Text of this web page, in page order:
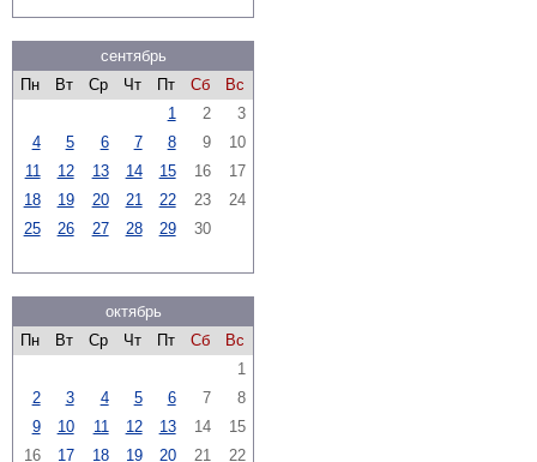
сентябрь
Пн
Вт Ср Чт Пт Сб
Вс
1
2
3
4
5 6 7 8 9
10
11
12 13 14 15 16
17
18
19 20 21 22 23
24
25
26 27 28 29 30
октябрь
Пн
Вт Ср Чт Пт Сб
Вс
1
2
3 4 5 6 7
8
9
10 11 12 13 14
15
16
17 18 19 20 21 22